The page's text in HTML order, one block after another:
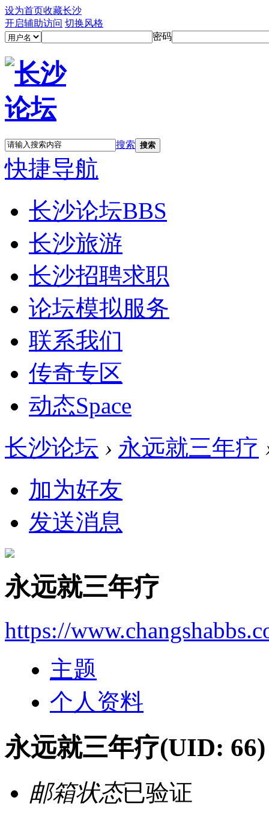
设为首页收藏长沙
开启辅助访问 切换风格
密码
搜索 搜索
快捷导航
长沙论坛BBS
长沙旅游
长沙招聘求职
论坛模拟服务
联系我们
传奇专区
动态Space
长沙论坛 › 永远就三年疗
加为好友
发送消息
永远就三年疗
https://
主题
个人资料
永远就三年疗(UID: 66)
邮箱状态已验证